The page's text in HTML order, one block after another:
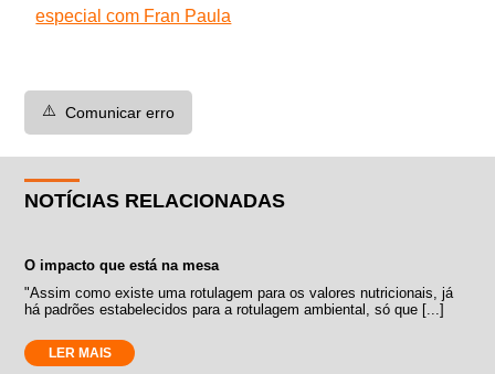
especial com Fran Paula
⚠️ Comunicar erro
NOTÍCIAS RELACIONADAS
O impacto que está na mesa
"Assim como existe uma rotulagem para os valores nutricionais, já
há padrões estabelecidos para a rotulagem ambiental, só que [...]
LER MAIS